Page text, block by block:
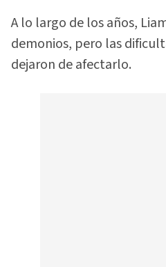
A lo largo de los años,
demonios, pero las
dejaron de afectarlo.